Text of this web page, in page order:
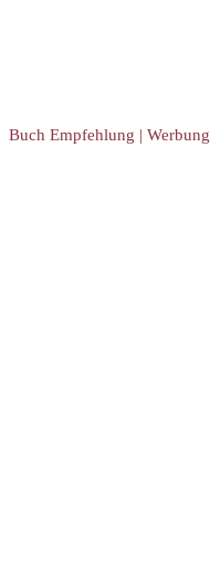
Buch Empfehlung | Werbung